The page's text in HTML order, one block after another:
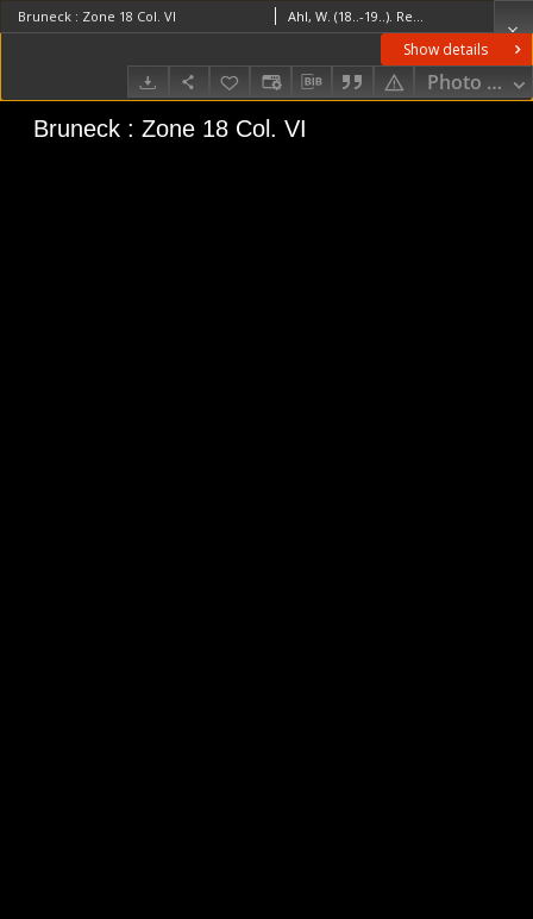
Show details
Photo
Bruneck : Zone 18 Col. VI Ahl, W. (18..-19..). RedaktorKometer zu Trübein, Georg vonPeja, GeorgKaiserlich-Königliches Militär-Geographisches Institut (Wiedeń). Wydawca